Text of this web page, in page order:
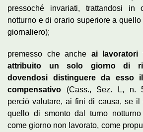
pressoché invariati, trattandosi
notturno e di orario superiore a
giornaliero);
premesso che anche ai lavoratori
attribuito un solo giorno di
dovendosi distinguere da esso
compensativo (Cass., Sez. L, n.
perciò valutare, ai fini di causa, se il
quello di smonto dal turno
come giorno non lavorato, come